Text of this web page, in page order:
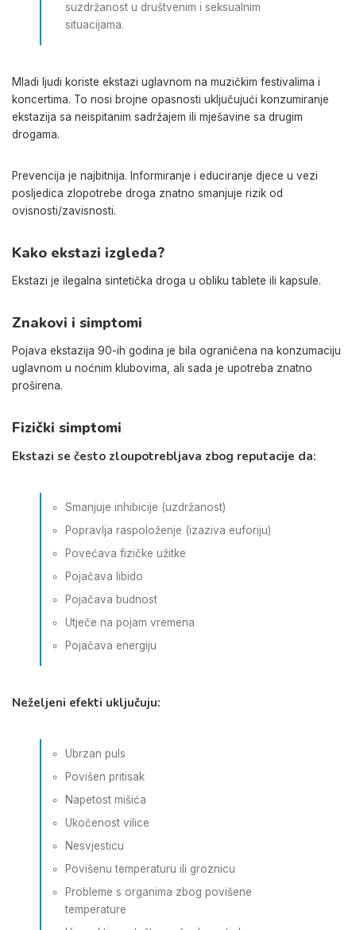
suzdržanost u društvenim i seksualnim
situacijama.
Mladi ljudi koriste ekstazi uglavnom na muzičkim festivalima i
koncertima. To nosi brojne opasnosti uključujući konzumiranje
ekstazija sa neispitanim sadržajem ili mješavine sa drugim
drogama.
Prevencija je najbitnija. Informiranje i educiranje djece u vezi
posljedica zlopotrebe droga znatno smanjuje rizik od
ovisnosti/zavisnosti.
Kako ekstazi izgleda?
Ekstazi je ilegalna sintetička droga u obliku tablete ili kapsule.
Znakovi i simptomi
Pojava ekstazija 90-ih godina je bila ograničena na konzumaciju
uglavnom u noćnim klubovima, ali sada je upotreba znatno
proširena.
Fizički simptomi
Ekstazi se često zloupotrebljava zbog reputacije da:
Smanjuje inhibicije (uzdržanost)
Popravlja raspoloženje (izaziva euforiju)
Povećava fizičke užitke
Pojačava libido
Pojačava budnost
Utječe na pojam vremena
Pojačava energiju
Neželjeni efekti uključuju:
Ubrzan puls
Povišen pritisak
Napetost mišića
Ukočenost vilice
Nesvjesticu
Povišenu temperaturu ili groznicu
Probleme s organima zbog povišene
temperature